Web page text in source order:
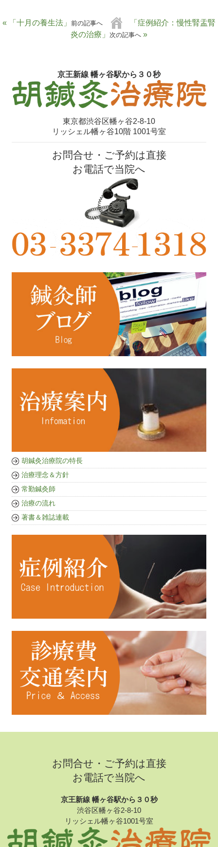
« 「十月の養生法」 前の記事へ
「症例紹介：慢性腎盂腎
炎の治療」
次の記事へ »
京王新線 幡ヶ谷駅から３０秒
東京都渋谷区幡ヶ谷2-8-10
リッシェル幡ヶ谷10階 1001号室
お問合せ・ご予約は直接
お電話で当院へ
胡鍼灸治療院の特長
治療理念＆方針
常勤鍼灸師
治療の流れ
著書＆雑誌連載
お問合せ・ご予約は直接
お電話で当院へ
京王新線 幡ヶ谷駅から３０秒
渋谷区幡ヶ谷2-8-10
リッシェル幡ヶ谷1001号室